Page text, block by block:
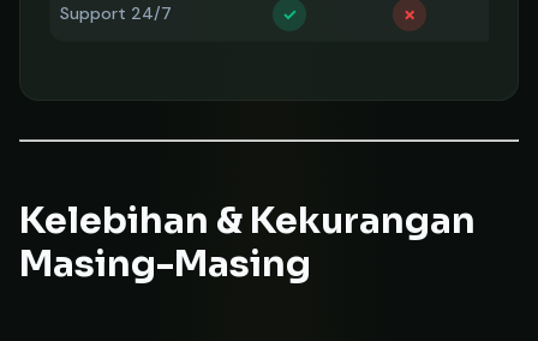
Support 24/7 ✓ ✗
Kelebihan & Kekurangan
Masing-Masing